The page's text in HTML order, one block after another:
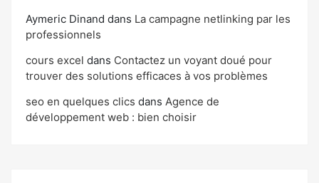
Aymeric Dinand dans La campagne netlinking par les
professionnels
cours excel dans Contactez un voyant doué pour
trouver des solutions efficaces à vos problèmes
seo en quelques clics dans Agence de
développement web : bien choisir